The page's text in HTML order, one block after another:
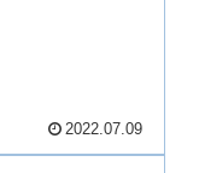
2022.07.09